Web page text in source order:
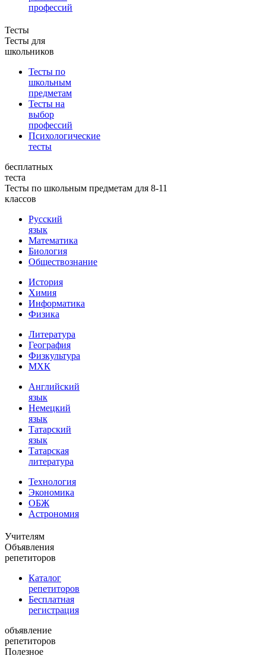
профессий
Тесты
Тесты для
школьников
Тесты по
школьным
предметам
Тесты на
выбор
профессий
Психологические
тесты
бесплатных
теста
Тесты по школьным предметам для 8-11
классов
Русский
язык
Математика
Биология
Обществознание
История
Химия
Информатика
Физика
Литература
География
Физкультура
МХК
Английский
язык
Немецкий
язык
Татарский
язык
Татарская
литература
Технология
Экономика
ОБЖ
Астрономия
Учителям
Объявления
репетиторов
Каталог
репетиторов
Бесплатная
регистрация
объявление
репетиторов
Полезное